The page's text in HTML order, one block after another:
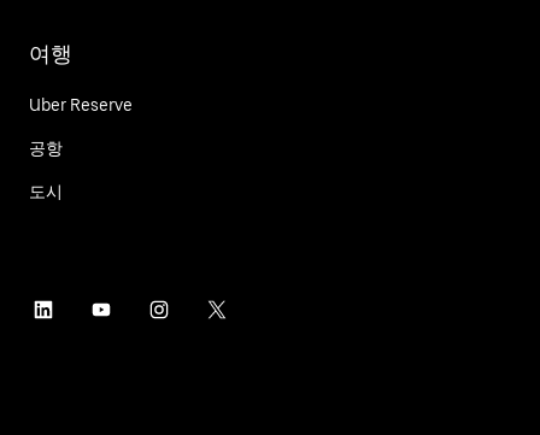
여행
Uber Reserve
공항
도시